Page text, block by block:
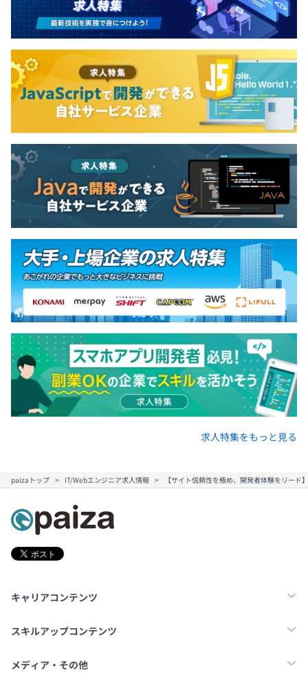
求人特集をもっと見る
paizaトップ IT/Webエンジニア求人情報 【サイト信頼性を極め、開発者体験をリー
キャリアコンテンツ
転職・キャリア
スキルアップコンテンツ
学習
メディア・その他